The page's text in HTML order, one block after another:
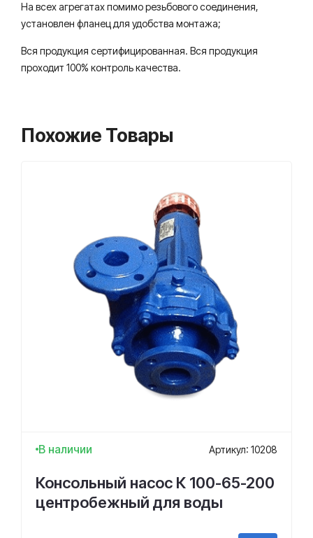
На всех агрегатах помимо резьбового соединения,
установлен фланец для удобства монтажа;
Вся продукция сертифицированная. Вся продукция
проходит 100% контроль качества.
Похожие Товары
В наличии Артикул: 10208
Консольный насос К 100-65-200
центробежный для воды